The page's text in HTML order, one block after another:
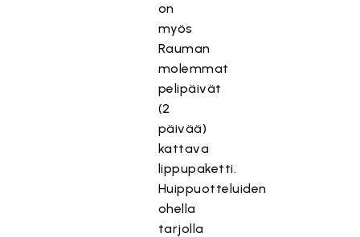
on
myös
Rauman
molemmat
pelipäivät
(2
päivää)
kattava
lippupaketti.
Huippuotteluiden
ohella
tarjolla